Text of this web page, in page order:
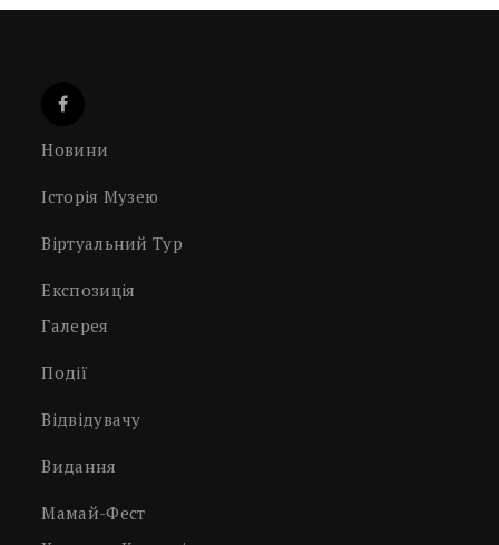
Новини
Історія Музею
Віртуальний Тур
Експозиція
Галерея
Події
Відвідувачу
Видання
Мамай-Фест